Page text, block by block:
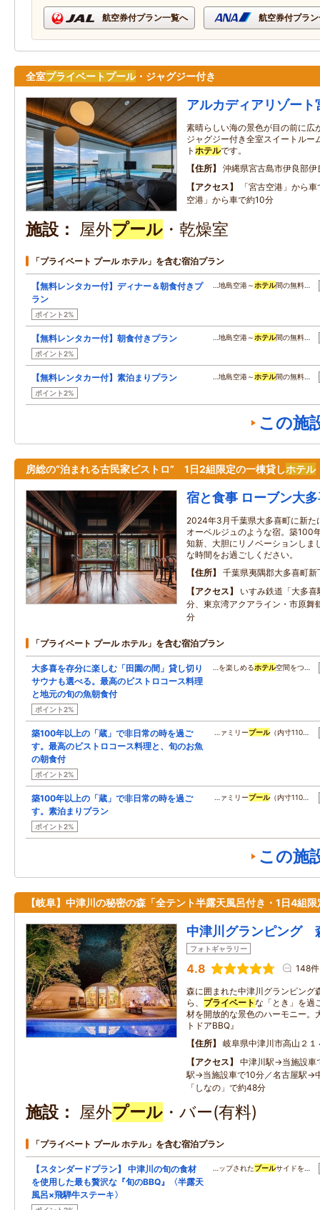
航空券付プラン一覧へ 航空券付プラ
全室プライベートプール・ジャグジー付き
アルカディアリゾート
素晴らしい海の景色が目の前に広
ジャグジー付き全室スイートルー
ト ホテルです。
住所
沖縄県宮古島市伊良部
アクセス
「宮古空港」から
空港」から車で約10分
施設 屋外プール ・乾燥室
「プライベート プール ホテル」を含む宿泊プラン
【無料レンタカー付】ディナー＆朝食付きプ
ラン
ポイント2%
…地島空港～ ホテル間の無料…
【無料レンタカー付】朝食付きプラン
ポイント2%
…地島空港～ ホテル間の無料…
【無料レンタカー付】素泊まりプラン
ポイント2%
…地島空港～ ホテル間の無料…
この施
房総の“泊まれる古民家ビストロ” 1日2組限定の一棟貸しホテル
宿と食事 ローブン大
2024年3月千葉県大多喜町に新た
オーベルジュのような宿。築100
知新、大胆にリノベーションしま
な時間をお過ごしください。
住所
千葉県夷隅郡大多喜町新
アクセス
いすみ鉄道「大多
分、東京湾アクアライン・市原舞
分
「プライベート プール ホテル」を含む宿泊プラン
大多喜を存分に楽しむ「田園の間」貸し切り
サウナも選べる。最高のビストロコース料理
と地元の旬の魚朝食付
ポイント2%
…を楽しめるホテル空間をつ…
築100年以上の「蔵」で非日常の時を過ご
す。最高のビストロコース料理と、旬のお魚
の朝食付
ポイント2%
…ァミリープール（内寸110…
築100年以上の「蔵」で非日常の時を過ご
す。素泊まりプラン
ポイント2%
…ァミリープール（内寸110…
この施
【岐阜】中津川の秘密の森「全テント半露天風呂付き・1日4組限
中津川グランピング
フォトギャラリー
4.8 148件
森に囲まれた中津川グランピング
ら、 プライベートな「とき」を過
材を開放的な景色のハーモニー。
トドアBBQ』
住所
岐阜県中津川市高山２１
アクセス
中津川駅→当施設車
駅→当施設車で10分／名古屋駅→
「しなの」で約48分
施設 屋外プール ・バー(有料)
「プライベート プール ホテル」を含む宿泊プラン
【スタンダードプラン】 中津川の旬の食材
を使用した最も贅沢な『旬のBBQ』〈半露天
風呂×飛騨牛ステーキ〉
…ップされたプールサイドを…